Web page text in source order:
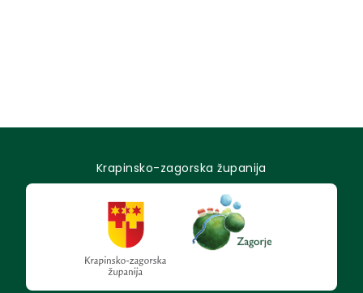
Krapinsko-zagorska županija